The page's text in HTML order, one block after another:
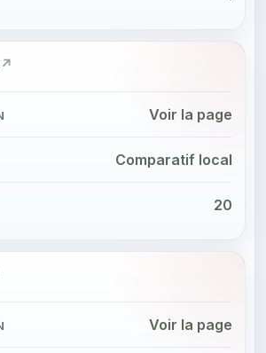
Voir la page
Comparatif local
20
Voir la page